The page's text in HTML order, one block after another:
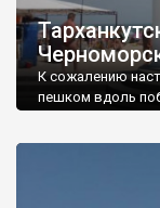
К сожалению
пешком вдоль